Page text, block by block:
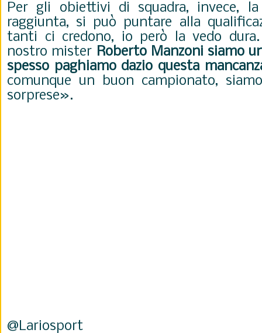
Per gli obiettivi di squadra, invece, la
raggiunta, si può puntare alla
tanti ci credono, io però la vedo
nostro mister Roberto Manzoni siamo
spesso paghiamo dazio questa
comunque un buon campionato,
sorprese».
@Lariosport